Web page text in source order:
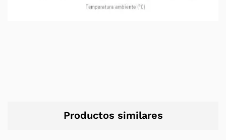
Productos similares